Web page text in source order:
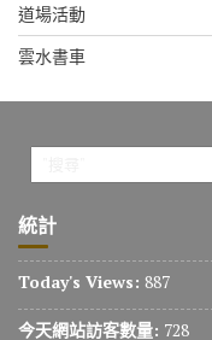
道場活動
雲水書車
統計
Today's Views: 887
今天網站訪客數量: 728